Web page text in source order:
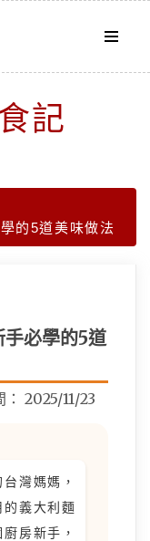
記
的5道美味做法
必學的5道
2025/11/23
灣媽媽，
義大利麵
房新手，